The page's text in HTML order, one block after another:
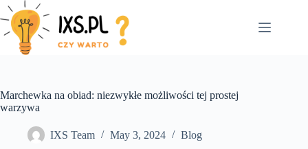
Skip
to
content
Marchewka na obiad: niezwykłe możliwości tej prostej
warzywa
IXS Team May 3, 2024 Blog